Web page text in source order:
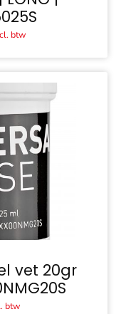
btw
vet 20gr
btw